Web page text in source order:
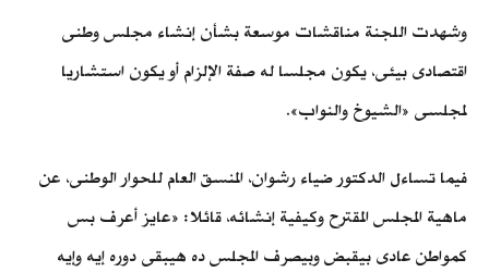
وشهدت اللجنة مناقشات موسعة بشأن إنشاء مجلس وطنى
اقتصادى بيئى، يكون مجلسا له صفة الإلزام أو يكون استشاريا
لمجلسى «الشيوخ والنواب».
فيما تساءل الدكتور ضياء رشوان، المنسق العام للحوار الوطنى، عن
ماهية المجلس المقترح وكيفية إنشائه، قائلا: «عايز أعرف بس
كمواطن عادى بيقبض وبيصرف المجلس ده هيبقى دوره إيه وإيه